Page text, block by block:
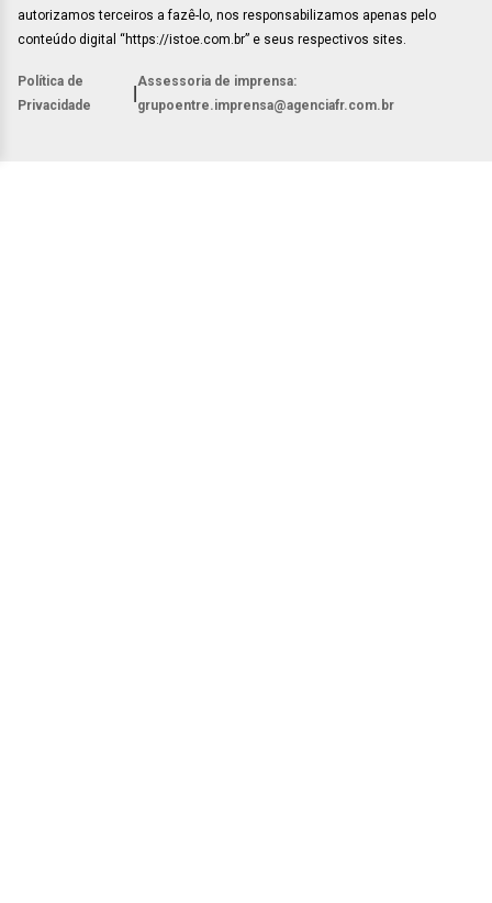
autorizamos terceiros a fazê-lo, nos responsabilizamos apenas pelo
conteúdo digital “https://istoe.com.br” e seus respectivos sites.
Política de
Privacidade
Assessoria de imprensa:
grupoentre.imprensa@agenciafr.com.br